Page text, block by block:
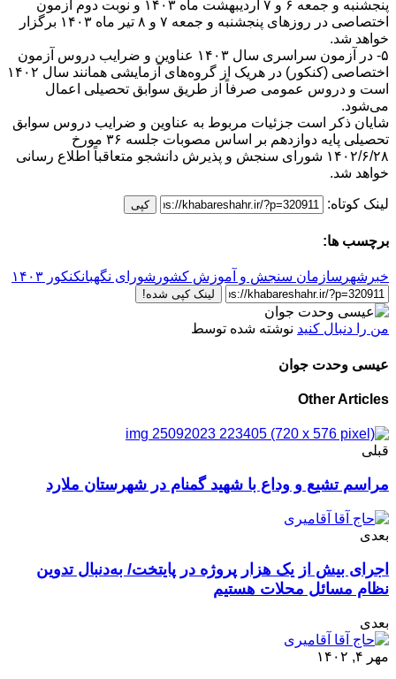
پنجشنبه و جمعه ۶ و ۷ اردیبهشت ماه ۱۴۰۳ و نوبت دوم آزمون
اختصاصی در روزهای پنجشنبه و جمعه ۷ و ۸ تیر ماه ۱۴۰۳ برگزار
خواهد شد.
۵- در آزمون سراسری سال ۱۴۰۳ عناوین و ضرایب دروس آزمون
اختصاصی (کنکور) در هریک از گروه‌های آزمایشی همانند سال ۱۴۰۲
است و دروس عمومی صرفاً از طریق سوابق تحصیلی اعمال
می‌شود.
شایان ذکر است جزئیات مربوط به عناوین و ضرایب دروس سوابق
تحصیلی پایه دوازدهم بر اساس مصوبات جلسه ۳۶ مورخ
۱۴۰۲/۶/۲۸ شورای سنجش و پذیرش دانشجو متعاقباً اطلاع رسانی
خواهد شد.
لینک کوتاه: کپی
برچسب ها:
خبرشهر سازمان سنجش و آموزش کشور شورای نگهبانکنکور ۱۴۰۳
لینک کپی شده!
من را دنبال کنید نوشته شده توسط
عیسی وحدت جوان
Other Articles
قبلی
مراسم تشیع و وداع با شهید گمنام در شهرستان ملارد
بعدی
اجرای بیش از یک هزار پروژه در پایتخت/ به‌دنبال تدوین
نظام مسائل محلات هستیم
بعدی
مهر ۴, ۱۴۰۲